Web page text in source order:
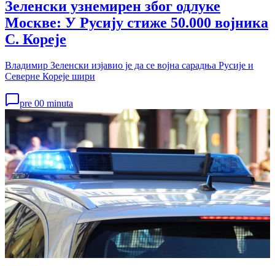
Зеленски узнемирен због одлуке
Москве: У Русију стиже 50.000 војника
С. Кореје
Владимир Зеленски изјавио је да се војна сарадња Русије и
Северне Кореје шири
pre 00 minuta